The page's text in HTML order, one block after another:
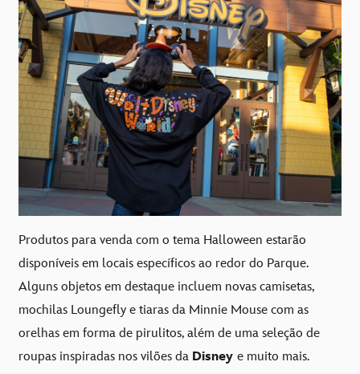
Produtos para venda com o tema Halloween estarão
disponíveis em locais específicos ao redor do Parque.
Alguns objetos em destaque incluem novas camisetas,
mochilas Loungefly e tiaras da Minnie Mouse com as
orelhas em forma de pirulitos, além de uma seleção de
roupas inspiradas nos vilões da Disney e muito mais.